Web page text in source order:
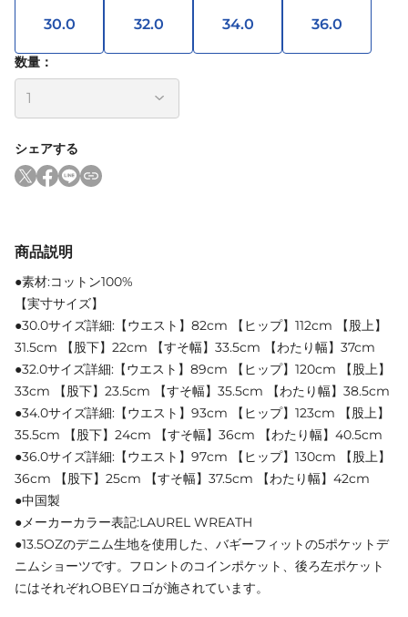
30.0 32.0 34.0 36.0
数量：
シェアする
商品説明
●素材:コットン100%
【実寸サイズ】
●30.0サイズ詳細:【ウエスト】82cm 【ヒップ】112cm 【股上】
31.5cm 【股下】22cm 【すそ幅】33.5cm 【わたり幅】37cm
●32.0サイズ詳細:【ウエスト】89cm 【ヒップ】120cm 【股上】
33cm 【股下】23.5cm 【すそ幅】35.5cm 【わたり幅】38.5cm
●34.0サイズ詳細:【ウエスト】93cm 【ヒップ】123cm 【股上】
35.5cm 【股下】24cm 【すそ幅】36cm 【わたり幅】40.5cm
●36.0サイズ詳細:【ウエスト】97cm 【ヒップ】130cm 【股上】
36cm 【股下】25cm 【すそ幅】37.5cm 【わたり幅】42cm
●中国製
●メーカーカラー表記:LAUREL WREATH
●13.5OZのデニム生地を使用した、バギーフィットの5ポケットデ
ニムショーツです。フロントのコインポケット、後ろ左ポケット
にはそれぞれOBEYロゴが施されています。